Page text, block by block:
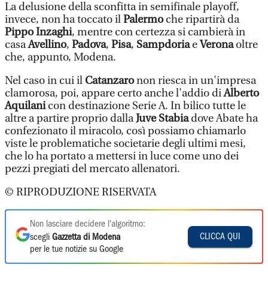
La delusione della sconfitta in semifinale playoff,
invece, non ha toccato ilPalermoche ripartirà da
Pippo Inzaghi, mentre con certezza si cambierà in
casaAvellino, Padova, Pisa, SampdoriaeVeronaoltre
che, appunto, Modena.
Nel caso in cui il Catanzaronon riesca in un'impresa
clamorosa, poi, appare certo anche l'addio diAlberto
Aquilanicon destinazione Serie A. In bilico tutte le
altre a partire proprio dallaJuve Stabiadove Abate ha
confezionato il miracolo, così possiamo chiamarlo
viste le problematiche societarie degli ultimi mesi,
che lo ha portato a mettersi in luce come uno dei
pezzi pregiati del mercato allenatori.
© RIPRODUZIONE RISERVATA
Non lasciare decidere l'algoritmo:
scegli Gazzetta di Modena
per le tue notizie su Google
CLICCA QUI